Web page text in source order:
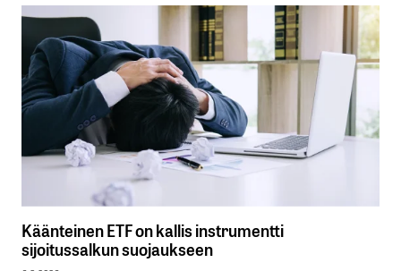
Käänteinen ETF on kallis instrumentti
sijoitussalkun suojaukseen